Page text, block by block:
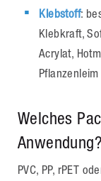
Klebstoff:
Klebkraft,
Acrylat,
Pflanzenleim
Welches
Anwendung?
PVC, PP, rPET